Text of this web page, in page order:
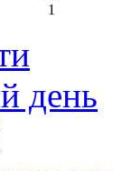
1
день